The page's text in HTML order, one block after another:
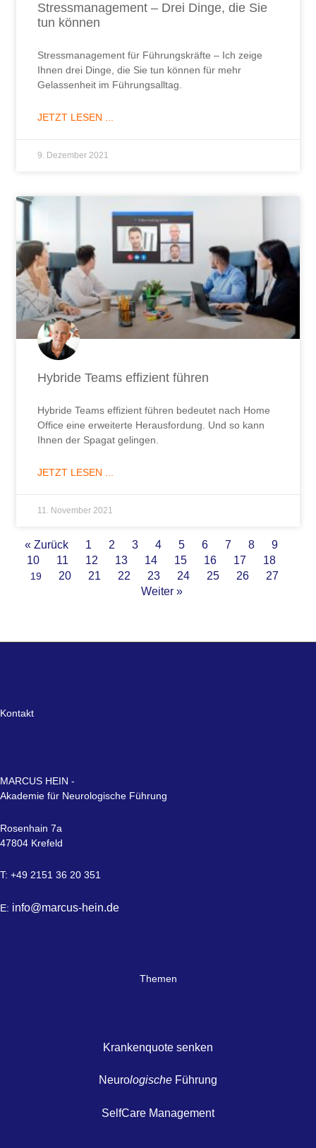
Stressmanagement – Drei Dinge, die Sie
tun können
Stressmanagement für Führungskräfte – Ich zeige
Ihnen drei Dinge, die Sie tun können für mehr
Gelassenheit im Führungsalltag.
JETZT LESEN ...
9. Dezember 2021
Hybride Teams effizient führen
Hybride Teams effizient führen bedeutet nach Home
Office eine erweiterte Herausfordung. Und so kann
Ihnen der Spagat gelingen.
JETZT LESEN ...
11. November 2021
« Zurück 1 2 3 4 5 6 7 8
9
10
11 12 13 14 15 16 17 18
19 20 21 22 23 24 25 26
27
Weiter »
Kontakt
MARCUS HEIN -
Akademie für Neurologische Führung
Rosenhain 7a
47804 Krefeld
T: +49 2151 36 20 351
E: info@marcus-hein.de
Themen
Krankenquote senken
Neurologische Führung
SelfCare Management